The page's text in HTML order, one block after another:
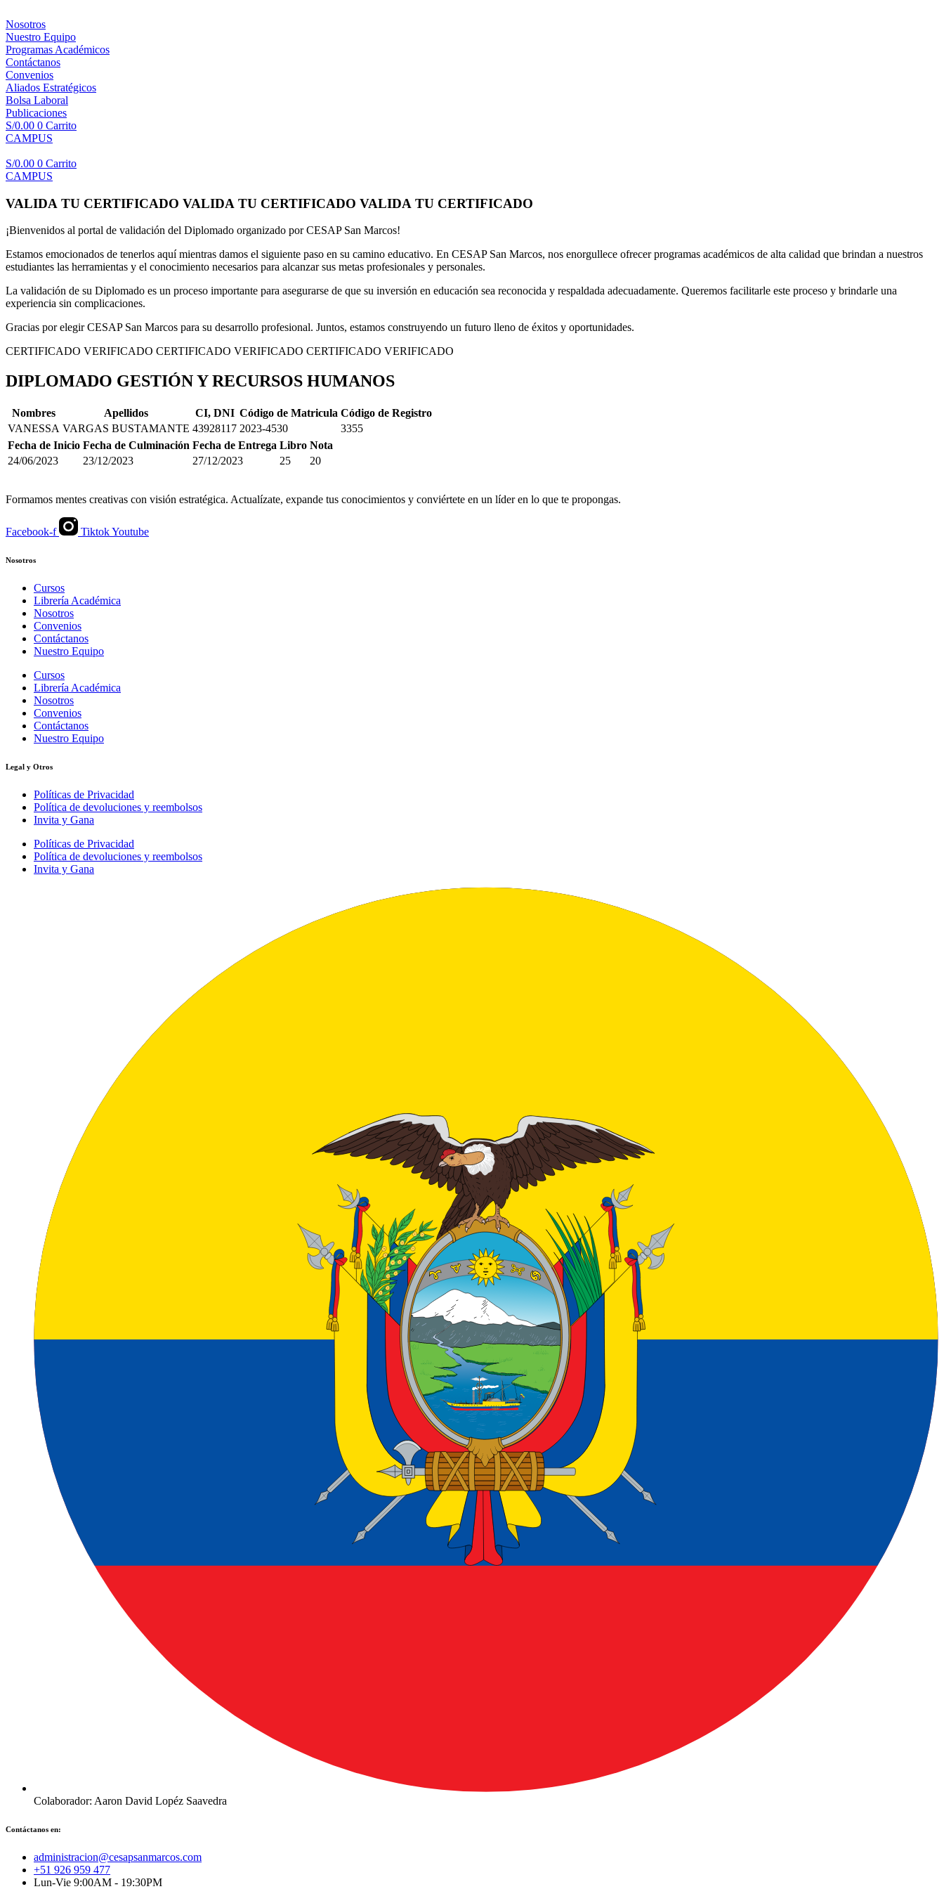
Nosotros
Nuestro Equipo
Programas Académicos
Contáctanos
Convenios
Aliados Estratégicos
Bolsa Laboral
Publicaciones
S/0.00 0 Carrito
CAMPUS
S/0.00 0 Carrito
CAMPUS
VALIDA TU CERTIFICADO VALIDA TU CERTIFICADO VALIDA TU CERTIFICADO
¡Bienvenidos al portal de validación del Diplomado organizado por CESAP San Marcos!
Estamos emocionados de tenerlos aquí mientras damos el siguiente paso en su camino educativo. En CESAP San Marcos, nos enorgullece ofrecer programas académicos de alta calidad que brindan a nuestros
estudiantes las herramientas y el conocimiento necesarios para alcanzar sus metas profesionales y personales.
La validación de su Diplomado es un proceso importante para asegurarse de que su inversión en educación sea reconocida y respaldada adecuadamente. Queremos facilitarle este proceso y brindarle una
experiencia sin complicaciones.
Gracias por elegir CESAP San Marcos para su desarrollo profesional. Juntos, estamos construyendo un futuro lleno de éxitos y oportunidades.
CERTIFICADO VERIFICADO CERTIFICADO VERIFICADO CERTIFICADO VERIFICADO
DIPLOMADO GESTIÓN Y RECURSOS HUMANOS
Nombres Apellidos CI, DNI Código de Matricula Código de Registro
VANESSA VARGAS BUSTAMANTE 43928117 2023-4530
3355
Fecha de Inicio Fecha de Culminación Fecha de Entrega Libro Nota
24/06/2023
23/12/2023 27/12/2023 25 20
Formamos mentes creativas con visión estratégica. Actualízate, expande tus conocimientos y conviértete en un líder en lo que te propongas.
Facebook-f TiktokYoutube
Nosotros
Cursos
Librería Académica
Nosotros
Convenios
Contáctanos
Nuestro Equipo
Cursos
Librería Académica
Nosotros
Convenios
Contáctanos
Nuestro Equipo
Legal y Otros
Políticas de Privacidad
Política de devoluciones y reembolsos
Invita y Gana
Políticas de Privacidad
Política de devoluciones y reembolsos
Invita y Gana
Colaborador: Aaron David Lopéz Saavedra
Contáctanos en:
administracion@cesapsanmarcos.com
+51 926 959 477
Lun-Vie 9:00AM - 19:30PM